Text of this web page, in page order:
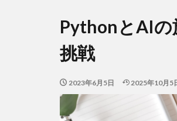
PythonとAIの
挑戦
2023年6月5日 2025年10月5